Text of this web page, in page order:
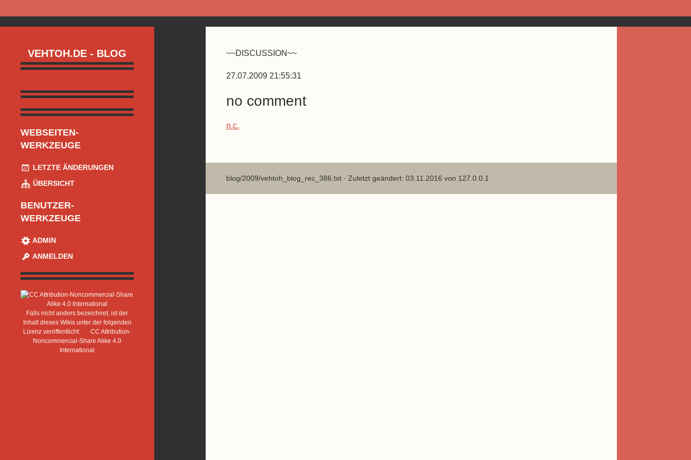
VEHTOH.DE - BLOG
WEBSEITEN-
WERKZEUGE
LETZTE ÄNDERUNGEN
ÜBERSICHT
BENUTZER-
WERKZEUGE
ADMIN
ANMELDEN
Falls nicht anders bezeichnet, ist der
Inhalt dieses Wikis unter der folgenden
Lizenz veröffentlicht:
CC Attribution-
Noncommercial-Share Alike 4.0
International
~~DISCUSSION~~
27.07.2009 21:55:31
no comment
n.c.
blog/2009/vehtoh_blog_rec_386.txt · Zuletzt geändert: 03.11.2016 von 127.0.0.1